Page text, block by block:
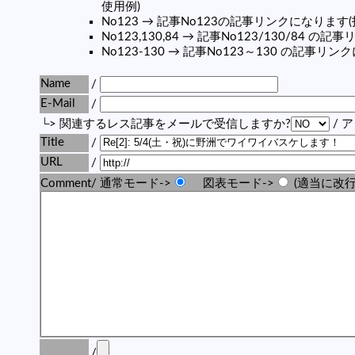
使用例)
No123 → 記事No123の記事リンクになります(
No123,130,84 → 記事No123/130/84 の記事リ
No123-130 → 記事No123～130 の記事リンク
Name
/
E-Mail
/
└> 関連するレス記事をメールで受信しますか?
/ ア
Title
/
URL
/
Comment/ 通常モード->
図表モード-> (適当に改